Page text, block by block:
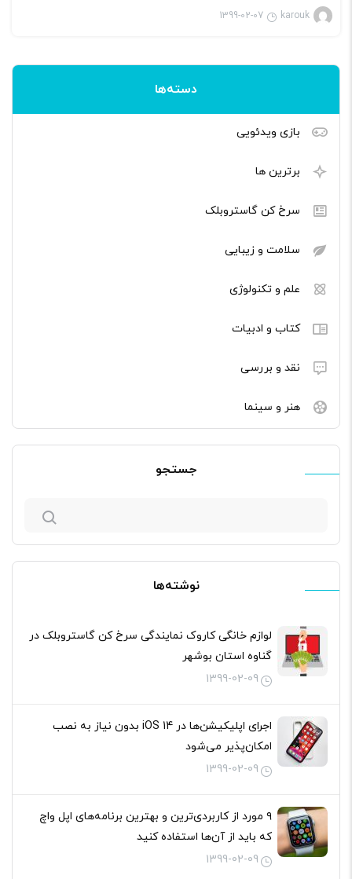
دسته‌ها
بازی ویدئویی
برترین ها
سرخ کن گاستروبلک
سلامت و زیبایی
علم و تکنولوژی
کتاب و ادبیات
نقد و بررسی
هنر و سینما
جستجو
نوشته‌ها
لوازم خانگی کاروک نمایندگی سرخ کن گاستروبلک در
گناوه استان بوشهر
1399-02-09
اجرای اپلیکیشن‌ها در iOS 14 بدون نیاز به نصب
امکان‌پذیر می‌شود
1399-02-09
۹ مورد از کاربردی‌ترین و بهترین برنامه‌های اپل واچ
که باید از آن‌ها استفاده کنید
1399-02-09
karouk
1399-02-07